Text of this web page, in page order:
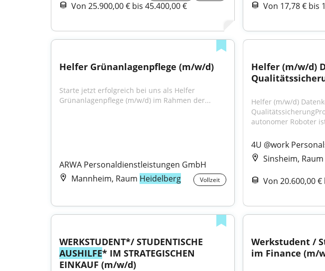
Von 25.900,00 € bis 45.400,00 € Von 17,78 € bis
Helfer Grünanlagenpflege (m/w/d)
Starte jetzt erfolgreich bei uns als Helfer
Grünanlagenpflege (m/w/d) im Rahmen der...
ARWA Personaldienstleistungen GmbH
Mannheim, Raum Heidelberg Vollzeit
Helfer (m/w/d)
Helfer (m/w/d)
autonomer Roboter
4U @work
Sinsheim, Raum
Von 20.600,00
AUSHILFE* IM STRATEGISCHEN
EINKAUF (m/w/d)
Werkstudent /
im Finance (m/